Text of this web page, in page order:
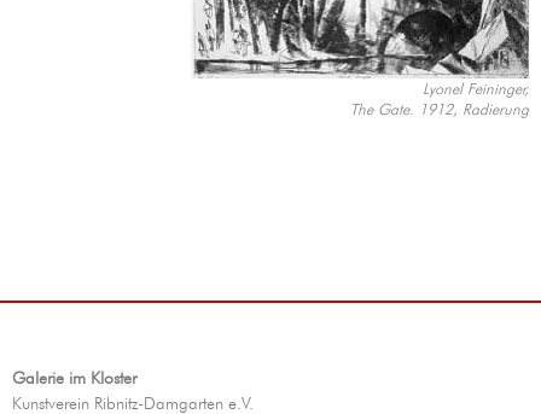
Lyonel Feininger,
The Gate. 1912, Radierung
Galerie im Kloster
Kunstverein Ribnitz-Damgarten e.V.